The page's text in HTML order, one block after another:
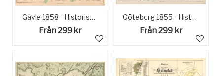
Gävle 1858 - Historisk Karta
Från 299 kr
Göteborg 1855 - Historisk Karta
Från 299 kr